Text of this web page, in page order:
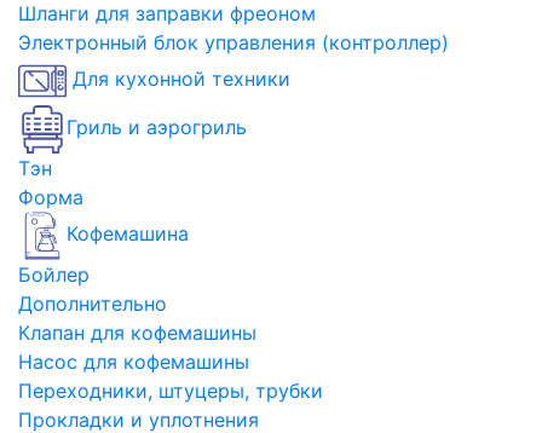
Шланги для заправки фреоном
Электронный блок управления (контроллер)
Для кухонной техники
Гриль и аэрогриль
Тэн
Форма
Кофемашина
Бойлер
Дополнительно
Клапан для кофемашины
Насос для кофемашины
Переходники, штуцеры, трубки
Прокладки и уплотнения